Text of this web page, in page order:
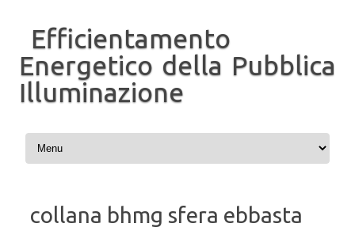
Efficientamento
Energetico della Pubblica
Illuminazione
Vai al contenuto
collana bhmg sfera ebbasta